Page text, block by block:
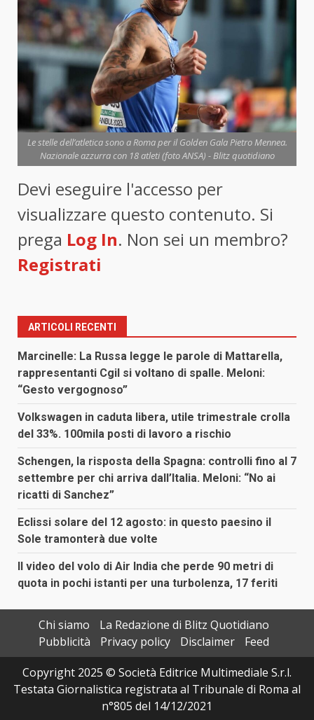
Le stelle dell’atletica sono a Roma per il Golden Gala Pietro Mennea.
Nazionale azzurra con 18 atleti (foto ANSA) - Blitz quotidiano
Devi eseguire l'accesso per
visualizzare questo contenuto. Si
prega Log In. Non sei un membro?
Registrati
ARTICOLI RECENTI
Marcinelle: La Russa legge le parole di Mattarella,
rappresentanti Cgil si voltano di spalle. Meloni:
“Gesto vergognoso”
Volkswagen in caduta libera, utile trimestrale crolla
del 33%. 100mila posti di lavoro a rischio
Schengen, la risposta della Spagna: controlli fino al 7
settembre per chi arriva dall’Italia. Meloni: “No ai
ricatti di Sanchez”
Eclissi solare del 12 agosto: in questo paesino il
Sole tramonterà due volte
Il video del volo di Air India che perde 90 metri di
quota in pochi istanti per una turbolenza, 17 feriti
Chi siamo
La Redazione di Blitz Quotidiano
Pubblicità
Privacy policy Disclaimer
Feed
Copyright 2025 © Società Editrice Multimediale S.r.l.
Testata Giornalistica registrata al Tribunale di Roma al
n°805 del 14/12/2021